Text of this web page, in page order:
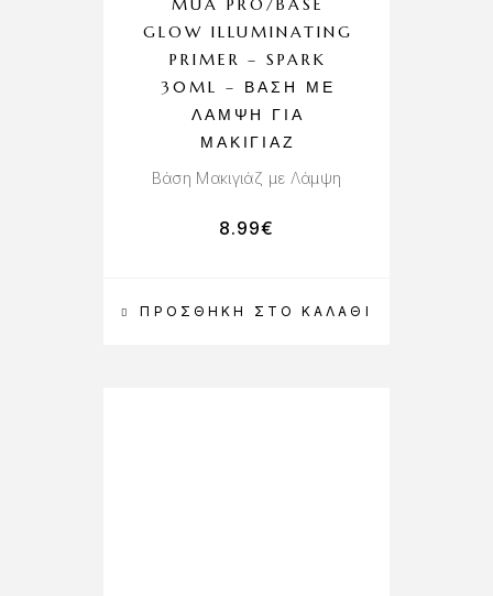
ΠΡΟΣΘΉΚΗ ΣΤΟ ΚΑΛΆΘΙ
MUA PRO/BASE
GLOW ILLUMINATING
PRIMER – SPARK
30ML – ΒΆΣΗ ΜΕ
ΛΆΜΨΗ ΓΙΑ
ΜΑΚΙΓΙΆΖ
Βάση Μακιγιάζ με Λάμψη
8.99€